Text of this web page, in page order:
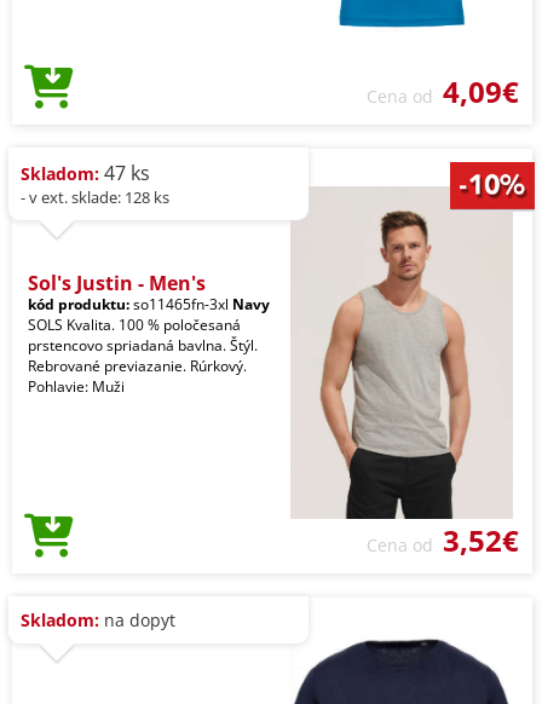
Cena od 4,09€
Skladom: 47 ks
- v ext. sklade: 128 ks
Sol's Justin - Men's
kód produktu:so11465fn-3xl Navy
SOLS Kvalita. 100 % poločesaná
prstencovo spriadaná bavlna. Štýl.
Rebrované previazanie. Rúrkový.
Pohlavie: Muži
Cena od 3,52€
Skladom: na dopyt